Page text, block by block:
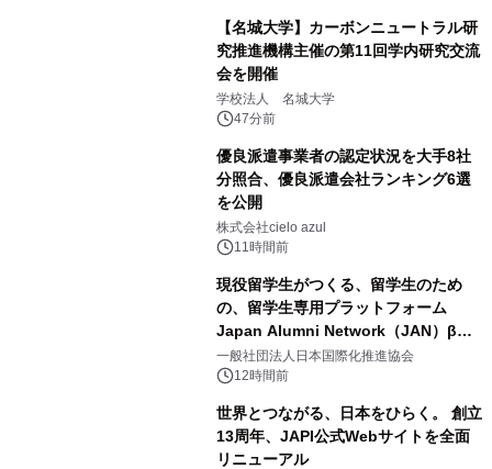
【名城大学】カーボンニュートラル研
究推進機構主催の第11回学内研究交流
会を開催
学校法人 名城大学
47分前
優良派遣事業者の認定状況を大手8社
分照合、優良派遣会社ランキング6選
を公開
株式会社cielo azul
11時間前
現役留学生がつくる、留学生のため
の、留学生専用プラットフォーム
Japan Alumni Network（JAN）β版
をリリース
一般社団法人日本国際化推進協会
12時間前
世界とつながる、日本をひらく。 創立
13周年、JAPI公式Webサイトを全面
リニューアル